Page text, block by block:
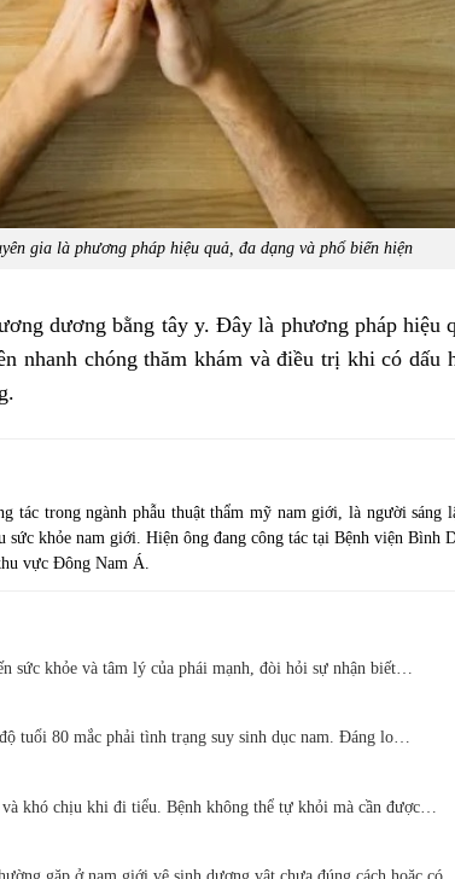
gia là phương pháp hiệu quả, đa dạng và phổ biến hiện
dương bằng tây y. Đây là phương pháp hiệu
nhanh chóng thăm khám và điều trị khi có dấu
tác trong ngành phẫu thuật thẩm mỹ nam giới, là người sáng
khỏe nam giới. Hiện ông đang công tác tại Bệnh viện Bình
vực Đông Nam Á.
sức khỏe và tâm lý của phái mạnh, đòi hỏi sự nhận biết…
tuổi 80 mắc phải tình trạng suy sinh dục nam. Đáng lo…
khó chịu khi đi tiểu. Bệnh không thể tự khỏi mà cần được…